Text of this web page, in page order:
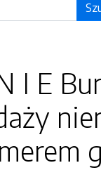
I E